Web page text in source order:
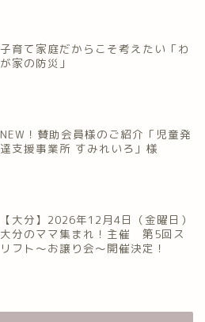
子育て家庭だからこそ考えたい「わ
が家の防災」
NEW！賛助会員様のご紹介「児童発
達支援事業所 すみれいろ」様
【大分】2026年12月4日（金曜日）
大分のママ集まれ！主催 第5回ス
リフト〜お譲り会〜開催決定！